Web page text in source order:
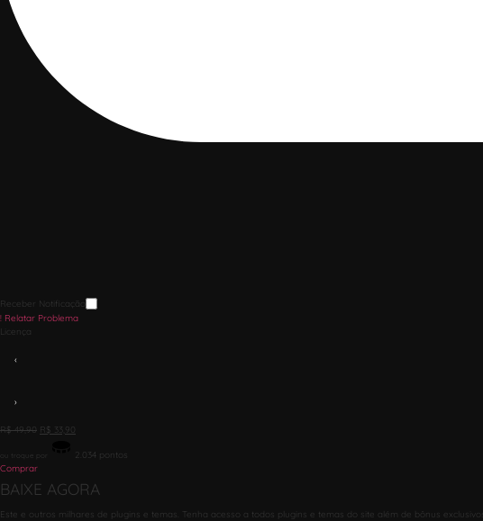
Receber Notificação
! Relatar Problema
Licença
‹
›
R$49,90 R$ 33,90
ou troque por 2.034 pontos
Comprar
BAIXE AGORA
Este e outros milhares de plugins e temas. Tenha acesso a todos plugins e temas do site além de bônus exclusivos.